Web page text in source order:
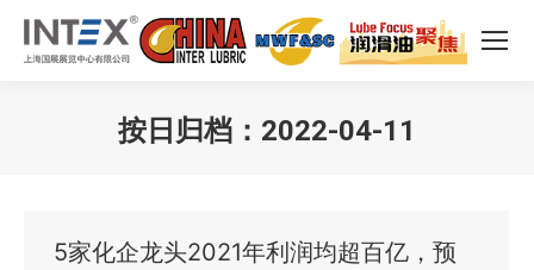
按日归档： 2022-04-11
5家化企龙头2021年利润均超百亿，预